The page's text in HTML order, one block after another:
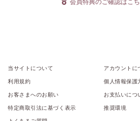
会員特典のご確認はこ
当サイトについて アカウントに
利用規約 個人情報保護
お客さまへのお願い お支払いにつ
特定商取引法に基づく表示 推奨環境